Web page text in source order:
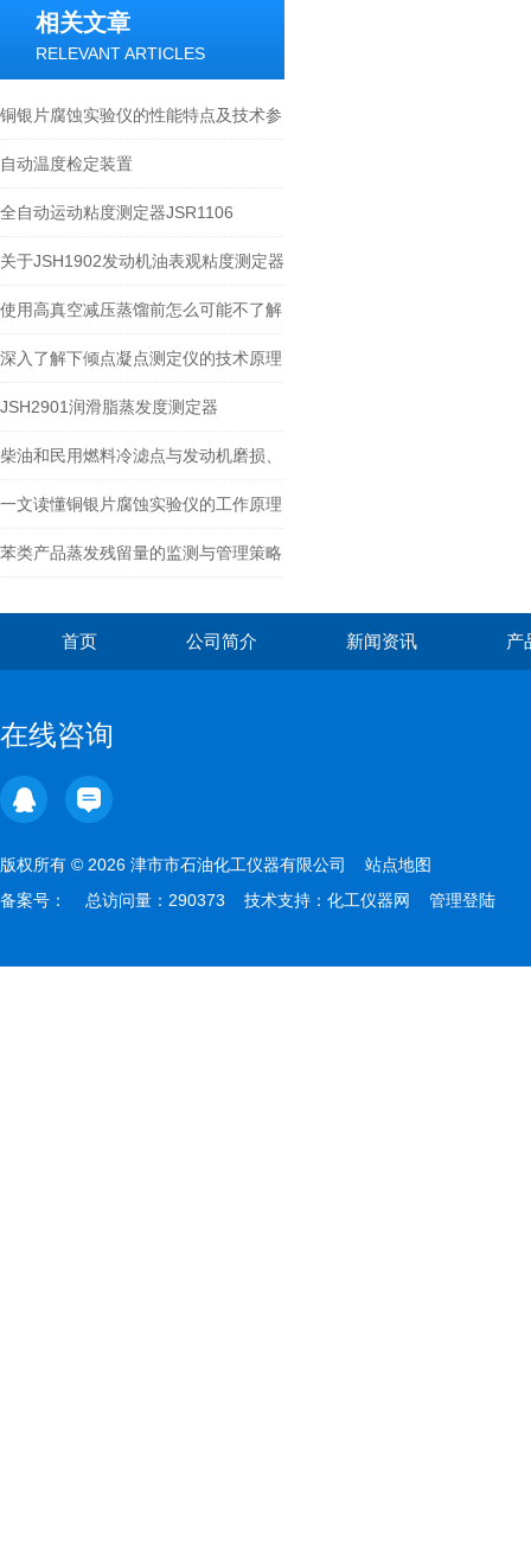
相关文章
RELEVANT ARTICLES
铜银片腐蚀实验仪的性能特点及技术参
数
自动温度检定装置
全自动运动粘度测定器JSR1106
关于JSH1902发动机油表观粘度测定器
的介绍
使用高真空减压蒸馏前怎么可能不了解
这些！
深入了解下倾点凝点测定仪的技术原理
JSH2901润滑脂蒸发度测定器
柴油和民用燃料冷滤点与发动机磨损、
燃油经济性的关系研究
一文读懂铜银片腐蚀实验仪的工作原理
与应用​
苯类产品蒸发残留量的监测与管理策略
首页 公司简介 新闻资讯 产
在线咨询
版权所有 © 2026 津市市石油化工仪器有限公司 站点地图
备案号：
总访问量：290373 技术支持： 化工仪器网 管理登陆